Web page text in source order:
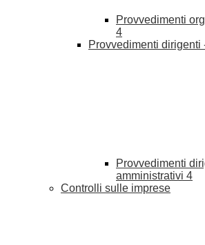
Provvedimenti
4
Provvedimenti dirigenti
Provvedimenti
amministrativi 4
Controlli sulle imprese